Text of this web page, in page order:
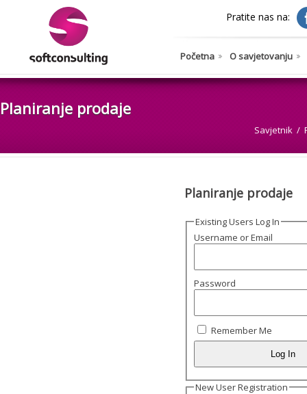
Pratite nas na:
Početna O savjetovanju
Planiranje prodaje
Savjetnik
Planiranje prodaje
Existing Users Log In
Username or Email
Password
Remember Me
New User Registration